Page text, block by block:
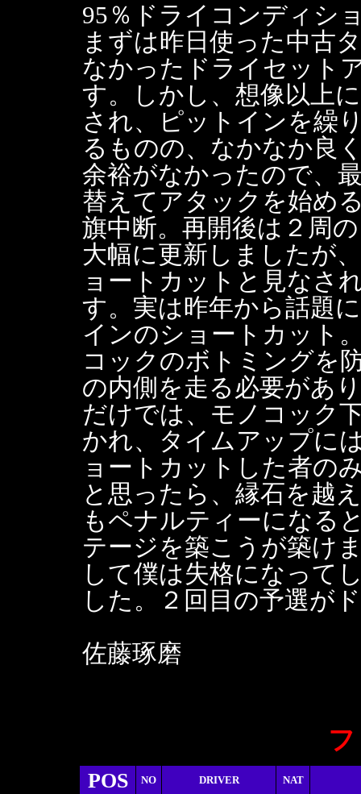
95％ドライコンディシ
まずは昨日使った中古
なかったドライセット
す。しかし、想像以上
され、ピットインを繰
るものの、なかなか良
余裕がなかったので、
替えてアタックを始め
旗中断。再開後は２周
大幅に更新しましたが
ョートカットと見なさ
す。実は昨年から話題
インのショートカット
コックのボトミングを
の内側を走る必要があ
だけでは、モノコック
かれ、タイムアップに
ョートカットした者の
と思ったら、縁石を越
もペナルティーになる
テージを築こうが築け
して僕は失格になって
した。２回目の予選が
佐藤琢磨
POS NO DRIVER NAT